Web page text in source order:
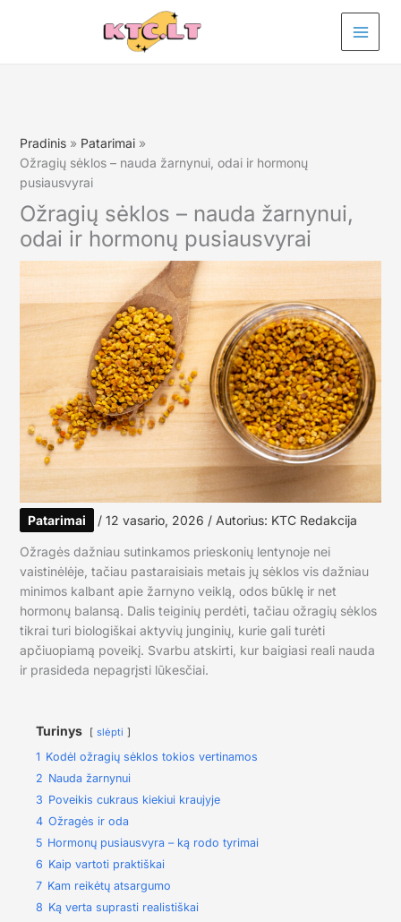
Pradinis
Patarimai
Ožragių sėklos – nauda žarnynui, odai ir hormonų
pusiausvyrai
Ožragių sėklos – nauda žarnynui,
odai ir hormonų pusiausvyrai
Patarimai / 12 vasario, 2026 / Autorius: KTC Redakcija
Ožragės dažniau sutinkamos prieskonių lentynoje nei
vaistinėlėje, tačiau pastaraisiais metais jų sėklos vis dažniau
minimos kalbant apie žarnyno veiklą, odos būklę ir net
hormonų balansą. Dalis teiginių perdėti, tačiau ožragių sėklos
tikrai turi biologiškai aktyvių junginių, kurie gali turėti
apčiuopiamą poveikį. Svarbu atskirti, kur baigiasi reali nauda
ir prasideda nepagrįsti lūkesčiai.
Turinys slėpti
1 Kodėl ožragių sėklos tokios vertinamos
2 Nauda žarnynui
3 Poveikis cukraus kiekiui kraujyje
4 Ožragės ir oda
5 Hormonų pusiausvyra – ką rodo tyrimai
6 Kaip vartoti praktiškai
7 Kam reikėtų atsargumo
8 Ką verta suprasti realistiškai